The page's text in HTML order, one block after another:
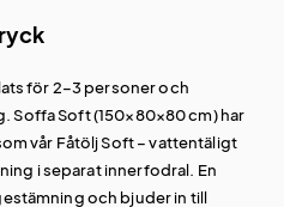
för 2–3 personer och
Soffa Soft (150×80×80 cm) har
vår Fåtölj Soft – vattentäligt
i separat innerfodral. En
och bjuder in till